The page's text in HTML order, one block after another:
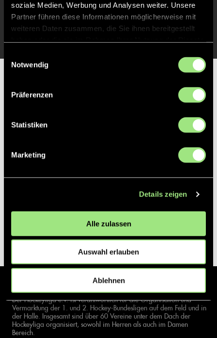
soziale Medien, Werbung und Analysen weiter. Unsere
Partner führen diese Informationen möglicherweise mit
weiteren Daten zusammen, die Sie ihnen bereitgestellt
Notwendig
Präferenzen
Statistiken
Marketing
Details zeigen
Alle zulassen
Auswahl erlauben
Ablehnen
12' TOR 1:0, FELDTOR
Der Hockeyliga e.V. ist verantwortlich für die Organisation und
Vermarktung der 1. und 2. Hockey-Bundesligen auf dem Feld und in
der Halle. Insgesamt sind über 60 Vereine unter dem Dach der
Hockeyliga organisiert, sowohl im Herren als auch im Damen
Bereich.